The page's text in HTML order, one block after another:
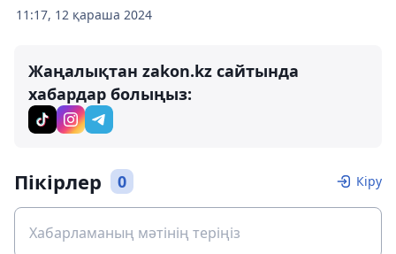
11:17, 12 қараша 2024
Жаңалықтан zakon.kz сайтында
хабардар болыңыз:
Пікірлер 0 Кіру